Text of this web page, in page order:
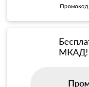
Промокод
МКАД!